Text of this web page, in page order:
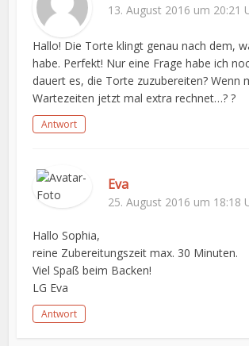
13. August 2016 um 20:21
Hallo! Die Torte klingt genau nach dem,
habe. Perfekt! Nur eine Frage habe ich
dauert es, die Torte zuzubereiten? Wenn
Wartezeiten jetzt mal extra rechnet…? ?
Antwort
Eva
25. August 2016 um 18:18
Hallo Sophia,
reine Zubereitungszeit max. 30 Minuten.
Viel Spaß beim Backen!
LG Eva
Antwort